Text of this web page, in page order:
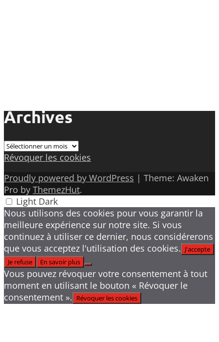
Archives
Archives
Révoquer les cookies
Proudly powered by WordPress | Theme: Awaken
Pro by ThemezHut.
Light Dark
Nous utilisons des cookies pour vous garantir la
meilleure expérience sur notre site. Si vous
continuez à utiliser ce dernier, nous considérerons
que vous acceptez l'utilisation des cookies. J'accepte
Je refuse
En savoir plus
Vous pouvez révoquer votre consentement à tout
moment en utilisant le bouton « Révoquer le
consentement ». Révoquer les cookies